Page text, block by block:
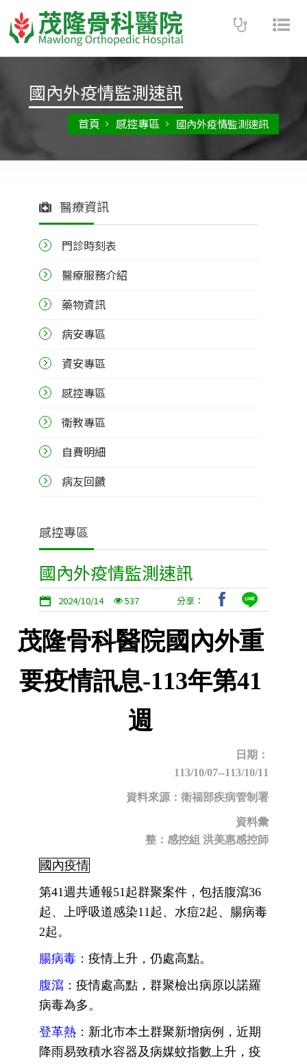
國內外疫情監測速訊
首頁 感控專區 國內外疫情監測速訊
醫療資訊
門診時刻表
醫療服務介紹
藥物資訊
病安專區
資安專區
感控專區
衛教專區
自費明細
病友回饋
感控專區
國內外疫情監測速訊
2024/10/14 537 分享：
茂隆骨科醫院國內外重
要疫情訊息-113年第41
週
日期：
113/10/07--113/10/11
資料來源：衛福部疾病管制署
資料彙
整：感控組 洪美惠感控師
國內疫情
第41週共通報51起群聚案件，包括腹瀉36
起、上呼吸道感染11起、水痘2起、腸病毒
2起。
腸病毒： 疫情上升，仍處高點。
腹瀉： 疫情處高點，群聚檢出病原以諾羅
病毒為多。
登革熱： 新北市本土群聚新增病例，近期
降雨易致積水容器及病媒蚊指數上升，疫